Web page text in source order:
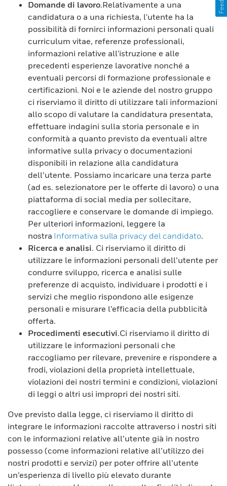
Domande di lavoro.Relativamente a una
candidatura o a una richiesta, l'utente ha la
possibilità di fornirci informazioni personali quali
curriculum vitae, referenze professionali,
informazioni relative all'istruzione e alle
precedenti esperienze lavorative nonché a
eventuali percorsi di formazione professionale e
certificazioni. Noi e le aziende del nostro gruppo
ci riserviamo il diritto di utilizzare tali informazioni
allo scopo di valutare la candidatura presentata,
effettuare indagini sulla storia personale e in
conformità a quanto previsto da eventuali altre
informative sulla privacy o documentazioni
disponibili in relazione alla candidatura
dell’utente. Possiamo incaricare una terza parte
(ad es. selezionatore per le offerte di lavoro) o una
piattaforma di social media per sollecitare,
raccogliere e conservare le domande di impiego.
Per ulteriori informazioni, leggere la
nostra Informativa sulla privacy del candidato.
Ricerca e analisi. Ci riserviamo il diritto di
utilizzare le informazioni personali dell’utente per
condurre sviluppo, ricerca e analisi sulle
preferenze di acquisto, individuare i prodotti e i
servizi che meglio rispondono alle esigenze
personali e misurare l’efficacia della pubblicità
offerta.
Procedimenti esecutivi.Ci riserviamo il diritto di
utilizzare le informazioni personali che
raccogliamo per rilevare, prevenire e rispondere a
frodi, violazioni della proprietà intellettuale,
violazioni dei nostri termini e condizioni, violazioni
di leggi o altri usi impropri dei nostri siti.
Ove previsto dalla legge, ci riserviamo il diritto di
integrare le informazioni raccolte attraverso i nostri siti
con le informazioni relative all’utente già in nostro
possesso (come informazioni relative all’utilizzo dei
nostri prodotti e servizi) per poter offrire all’utente
un’esperienza di livello più elevato durante